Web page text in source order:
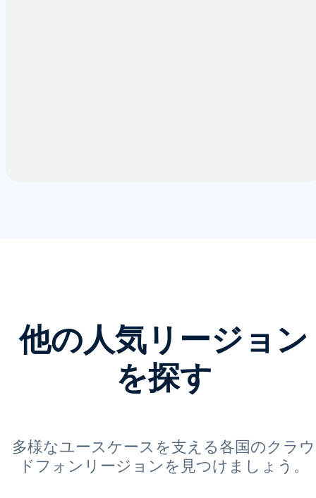
他の人気リージョン
を探す
多様なユースケースを支える各国のクラウ
ドフォンリージョンを見つけましょう。